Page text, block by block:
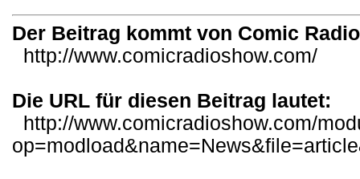
Der Beitrag kommt von Comic
http://www.comicradioshow.com/
Die URL für diesen Beitrag lautet:
http://www.comicradioshow.com/